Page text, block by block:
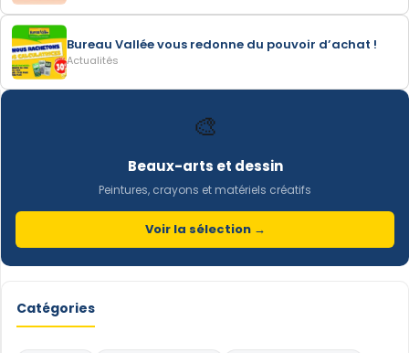
Bureau Vallée vous redonne du pouvoir d’achat !
Actualités
🎨
Beaux-arts et dessin
Peintures, crayons et matériels créatifs
Voir la sélection →
Catégories